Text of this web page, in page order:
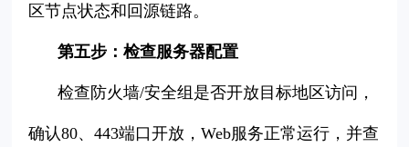
区节点状态和回源链路。
第五步：检查服务器配置
检查防火墙/安全组是否开放目标地区访问，
确认80、443端口开放，Web服务正常运行，并查